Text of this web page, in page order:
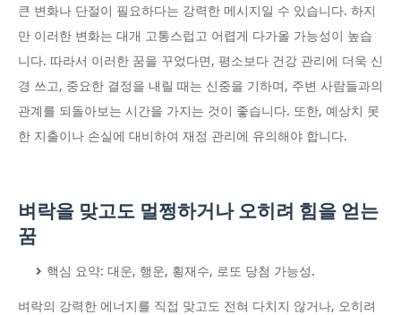
큰 변화나 단절이 필요하다는 강력한 메시지일 수 있습니다. 하지
만 이러한 변화는 대개 고통스럽고 어렵게 다가올 가능성이 높습
니다. 따라서 이러한 꿈을 꾸었다면, 평소보다 건강 관리에 더욱 신
경 쓰고, 중요한 결정을 내릴 때는 신중을 기하며, 주변 사람들과의
관계를 되돌아보는 시간을 가지는 것이 좋습니다. 또한, 예상치 못
한 지출이나 손실에 대비하여 재정 관리에 유의해야 합니다.
벼락을 맞고도 멀쩡하거나 오히려 힘을 얻는
꿈
핵심 요약: 대운, 행운, 횡재수, 로또 당첨 가능성.
벼락의 강력한 에너지를 직접 맞고도 전혀 다치지 않거나, 오히려